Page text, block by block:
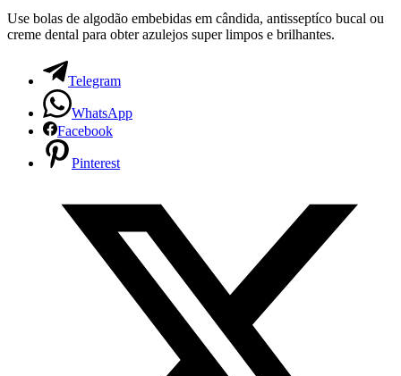
Use bolas de algodão embebidas em cândida, antisseptíco bucal ou
creme dental para obter azulejos super limpos e brilhantes.
Telegram
WhatsApp
Facebook
Pinterest